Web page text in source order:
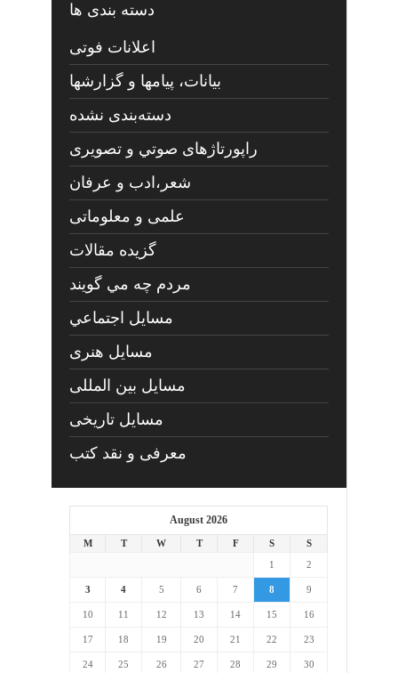
دسته بندی ها
اعلانات فوتی
بیانات، پیامها و گزارشها
دسته‌بندی نشده
راپورتاژهای صوتي و تصويری
شعر،ادب و عرفان
علمی و معلوماتی
گزیده مقالات
مردم چه مي گويند
مسايل اجتماعي
مسايل هنری
مسایل بین المللی
مسایل تاریخی
معرفی و نقد کتب
August 2026
M T W T F S
S
1
2
3 4 5 6 7 8 9
10 11 12 13 14 15 16
17 18 19 20 21 22 23
24 25 26 27 28 29 30